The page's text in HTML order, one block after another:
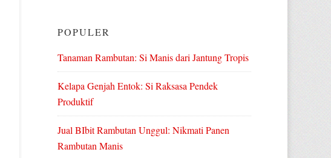
POPULER
Tanaman Rambutan: Si Manis dari Jantung Tropis
Kelapa Genjah Entok: Si Raksasa Pendek
Produktif
Jual BIbit Rambutan Unggul: Nikmati Panen
Rambutan Manis